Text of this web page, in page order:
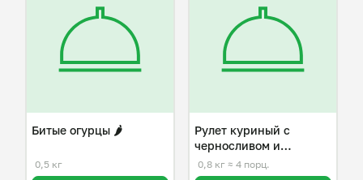
Битые огурцы 🌶️
0,5 кг
Рулет куриный с
черносливом и
брынзой
0,8 кг ≈ 4 порц.